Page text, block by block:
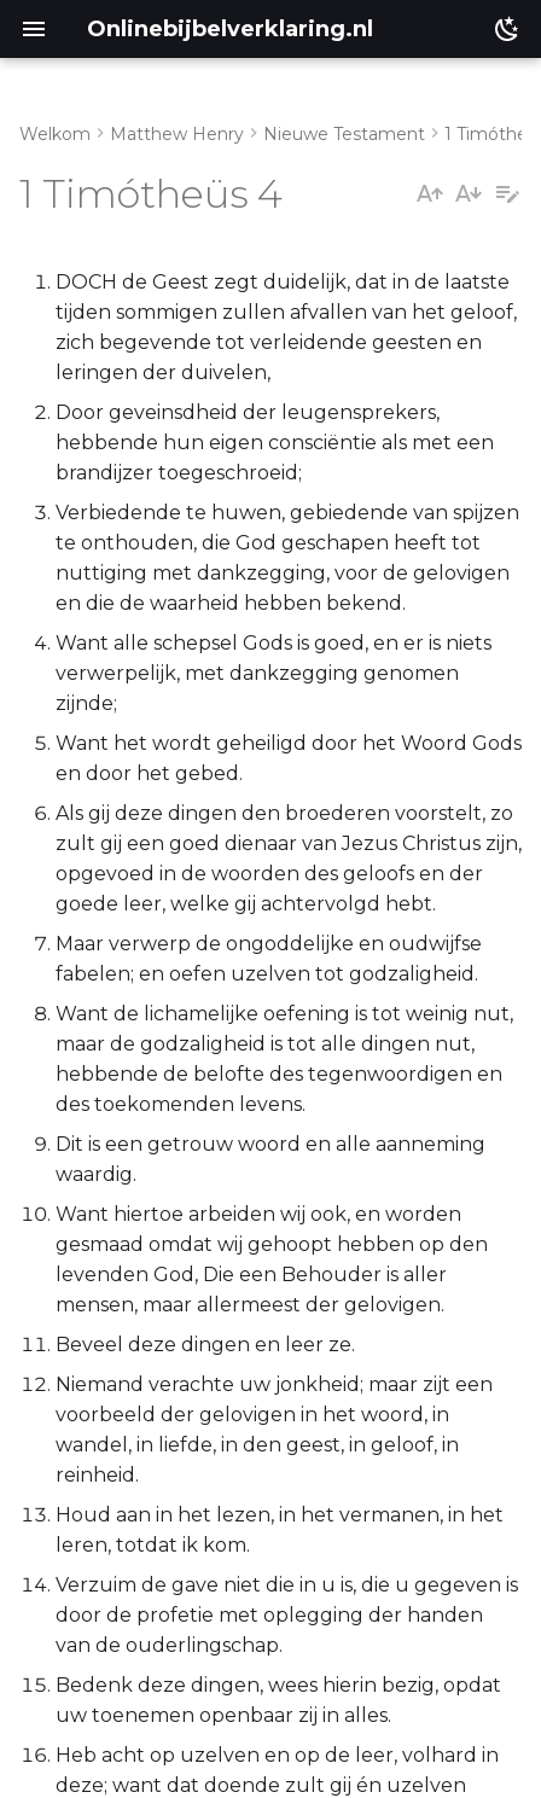
Onlinebijbelverklaring.nl
Leviticus
Numeri
Deuteronomium
Jozua
Richteren
Ruth
1 Samuël
2 Samuël
1 Koningen
2 Koningen
1 Kronieken
2 Kronieken
Nehémia
Esther
Psalmen
Spreuken
Prediker
Hooglied
Jesaja
Jeremía
Klaagliederen
Ezechiël
Hoséa
1 Timotheüs 4:6-16
Welkom Matthew Henry Nieuwe Testament 1
1 Timótheüs 4
DOCH de Geest zegt duidelijk, dat in de laatste
tijden sommigen zullen afvallen van het geloof,
zich begevende tot verleidende geesten en
leringen der duivelen,
Door geveinsdheid der leugensprekers,
hebbende hun eigen consciëntie als met een
brandijzer toegeschroeid;
Verbiedende te huwen, gebiedende van spijzen
te onthouden, die God geschapen heeft tot
nuttiging met dankzegging, voor de gelovigen
en die de waarheid hebben bekend.
Want alle schepsel Gods is goed, en er is niets
verwerpelijk, met dankzegging genomen
zijnde;
Want het wordt geheiligd door het Woord Gods
en door het gebed.
Als gij deze dingen den broederen voorstelt, zo
zult gij een goed dienaar van Jezus Christus zijn,
opgevoed in de woorden des geloofs en der
goede leer, welke gij achtervolgd hebt.
Maar verwerp de ongoddelijke en oudwijfse
fabelen; en oefen uzelven tot godzaligheid.
Want de lichamelijke oefening is tot weinig nut,
maar de godzaligheid is tot alle dingen nut,
hebbende de belofte des tegenwoordigen en
des toekomenden levens.
Dit is een getrouw woord en alle aanneming
waardig.
Want hiertoe arbeiden wij ook, en worden
gesmaad omdat wij gehoopt hebben op den
levenden God, Die een Behouder is aller
mensen, maar allermeest der gelovigen.
Beveel deze dingen en leer ze.
Niemand verachte uw jonkheid; maar zijt een
voorbeeld der gelovigen in het woord, in
wandel, in liefde, in den geest, in geloof, in
reinheid.
Houd aan in het lezen, in het vermanen, in het
leren, totdat ik kom.
Verzuim de gave niet die in u is, die u gegeven is
door de profetie met oplegging der handen
van de ouderlingschap.
Bedenk deze dingen, wees hierin bezig, opdat
uw toenemen openbaar zij in alles.
Heb acht op uzelven en op de leer, volhard in
deze; want dat doende zult gij én uzelven